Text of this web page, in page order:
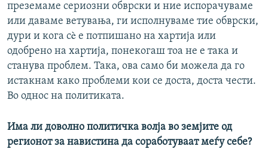
преземаме сериозни обврски и ние испорачуваме
или даваме ветувања, ги исполнуваме тие обврски,
дури и кога сè е потпишано на хартија или
одобрено на хартија, понекогаш тоа не е така и
станува проблем. Така, ова само би можела да го
истакнам како проблеми кои се доста, доста чести.
Во однос на политиката.
Има ли доволно политичка волја во земјите од
регионот за навистина да соработуваат меѓу себе?